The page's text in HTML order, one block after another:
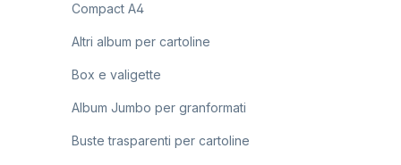
Compact A4
Altri album per cartoline
Box e valigette
Album Jumbo per granformati
Buste trasparenti per cartoline